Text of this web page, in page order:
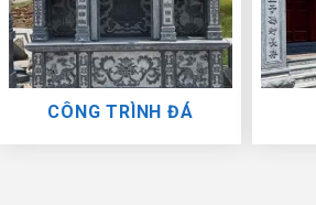
CÔNG TRÌNH ĐÁ